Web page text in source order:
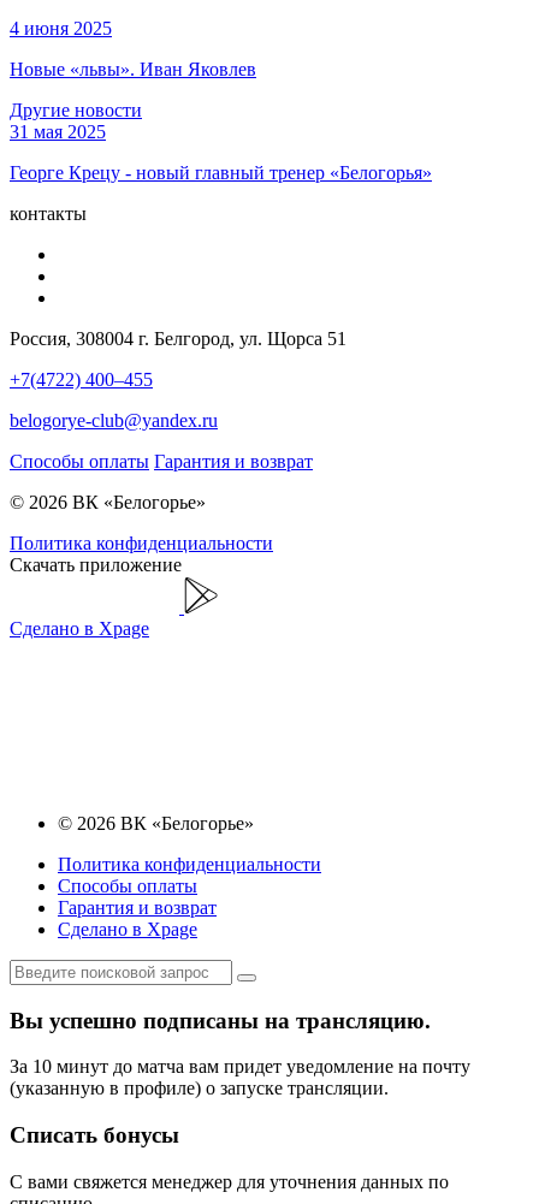
4 июня 2025
Новые «львы». Иван Яковлев
Другие новости
31 мая 2025
Георге Крецу - новый главный тренер «Белогорья»
контакты
Россия, 308004 г. Белгород, ул. Щорса 51
+7(4722) 400–455
belogorye-club@yandex.ru
Способы оплаты Гарантия и возврат
© 2026 ВК «Белогорье»
Политика конфиденциальности
Скачать приложение
Сделано в Xpage
© 2026 ВК «Белогорье»
Политика конфиденциальности
Способы оплаты
Гарантия и возврат
Сделано в Xpage
Вы успешно подписаны на трансляцию.
За 10 минут до матча вам придет уведомление на почту
(указанную в профиле) о запуске трансляции.
Списать бонусы
С вами свяжется менеджер для уточнения данных по